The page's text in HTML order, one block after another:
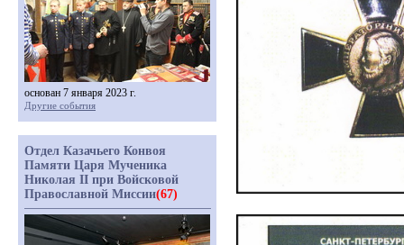
основан 7 января 2023 г.
Другие события
Отдел Казачьего Конвоя
Памяти Царя Мученика
Николая II при Войсковой
Православной Миссии(67)